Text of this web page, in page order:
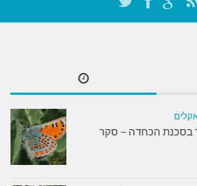
בסכנת הכחדה – סקר